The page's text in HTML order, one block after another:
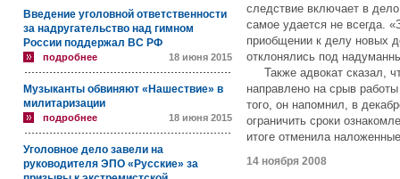
Введение уголовной ответственности
за надругательство над гимном
России поддержал ВС РФ
подробнее 18 июня 2015
Музыканты обвиняют «Нашествие» в
милитаризации
подробнее 18 июня 2015
Уголовное дело завели на
руководителя ЭПО «Русские» за
следствие включает в
самое удается не всегда.
приобщении к делу новых
отклонялись под
Также адвокат сказал,
направлено на срыв
того, он напомнил, в
ограничить сроки
итоге отменила
14 ноября 2008